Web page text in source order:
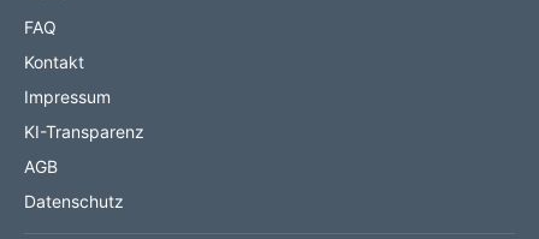
FAQ
Kontakt
Impressum
KI-Transparenz
AGB
Datenschutz